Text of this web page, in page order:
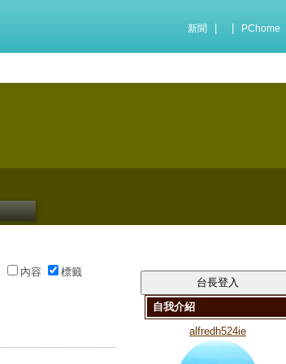
新聞 PChome
內容 標籤
自我介紹
alfredh524ie